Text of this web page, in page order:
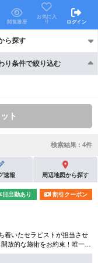
閲覧履歴
お気に入
り
ログイン
ら探す
り条件で絞り込む
り条件で絞り込む
ター割引あり
トカード有
歓迎
ト
検索結果 : 4件
速報 周辺地図から探す
日出勤あり 割引クーポン
着いたセラピストが担当させ
放的な施術をお約束！唯一無